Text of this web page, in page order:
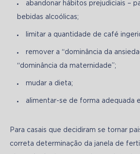
abandonar hábitos prejudiciais –
bebidas alcoólicas;
limitar a quantidade de café
remover a “dominância da
“dominância da maternidade”;
mudar a dieta;
alimentar-se de forma adequada
Para casais que decidiram se tornar
correta determinação da janela de